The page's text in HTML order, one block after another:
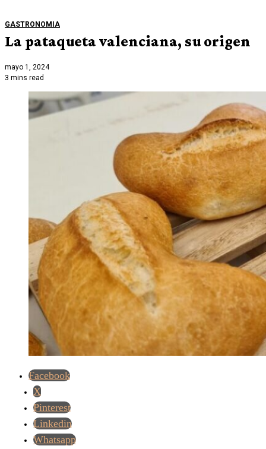
GASTRONOMIA
La pataqueta valenciana, su origen
mayo 1, 2024
3 mins read
Facebook
X
Pinterest
Linkedin
Whatsapp